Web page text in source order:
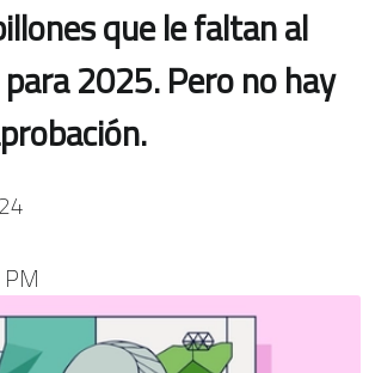
que le faltan al
2025. Pero no hay